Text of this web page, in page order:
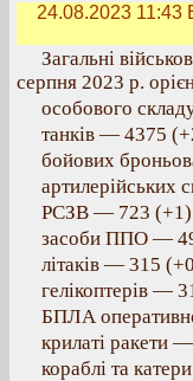
24.08.2023 11:43
Загальні
серпня 2023 р.
особового
танків — 4375
бойових
РСЗВ — 723 (+1)
засоби ППО —
літаків — 315
гелікоптерів —
БПЛА
крилаті ракети
кораблі та